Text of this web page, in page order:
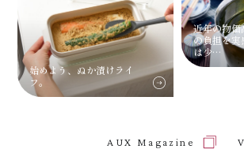
AUX Magazine
始めよう、ぬか漬けライ
フ。
近年の物価
の負担を実
は少…